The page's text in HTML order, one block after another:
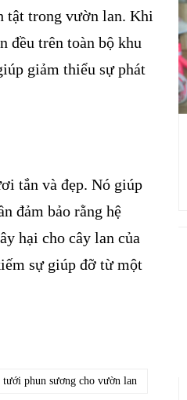
tật trong vườn lan. Khi
đều trên toàn bộ khu
giảm thiểu sự phát
tắn và đẹp. Nó giúp
đảm bảo rằng hệ
hại cho cây lan của
sự giúp đỡ từ một
tưới phun sương cho vườn lan